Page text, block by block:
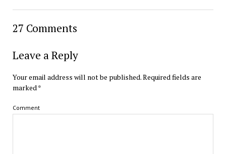
27 Comments
Leave a Reply
Your email address will not be published.Required fields are
marked*
Comment